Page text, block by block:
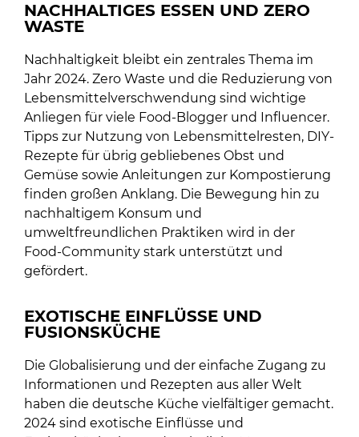
NACHHALTIGES ESSEN UND ZERO
WASTE
Nachhaltigkeit bleibt ein zentrales Thema im
Jahr 2024. Zero Waste und die Reduzierung von
Lebensmittelverschwendung sind wichtige
Anliegen für viele Food-Blogger und Influencer.
Tipps zur Nutzung von Lebensmittelresten, DIY-
Rezepte für übrig gebliebenes Obst und
Gemüse sowie Anleitungen zur Kompostierung
finden großen Anklang. Die Bewegung hin zu
nachhaltigem Konsum und
umweltfreundlichen Praktiken wird in der
Food-Community stark unterstützt und
gefördert.
EXOTISCHE EINFLÜSSE UND
FUSIONSKÜCHE
Die Globalisierung und der einfache Zugang zu
Informationen und Rezepten aus aller Welt
haben die deutsche Küche vielfältiger gemacht.
2024 sind exotische Einflüsse und